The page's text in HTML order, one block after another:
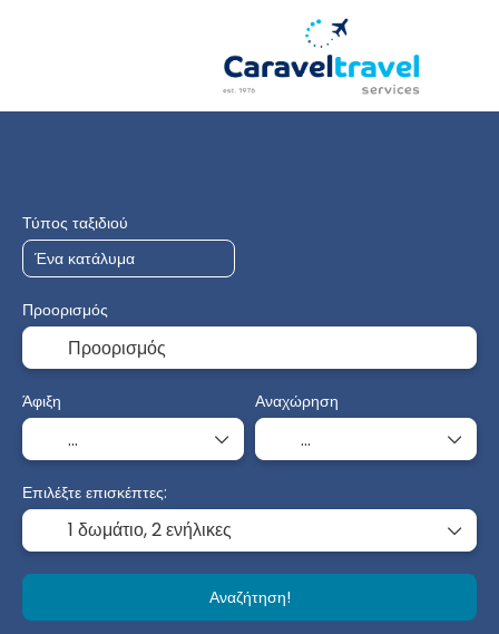
Τύπος ταξιδιού
Προορισμός
Άφιξη Αναχώρηση
Επιλέξτε επισκέπτες:
1 δωμάτιο,2 ενήλικες
Αναζήτηση!